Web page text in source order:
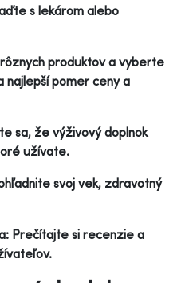
s lekárom alebo
produktov a vyberte
najlepší pomer ceny a
sa, že výživový doplnok
užívate.
svoj vek, zdravotný
Prečítajte si recenzie a